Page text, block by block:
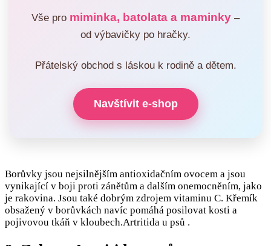
Vše pro miminka, batolata a maminky –
od výbavičky po hračky.
Přátelský obchod s láskou k rodině a dětem.
Navštívit e-shop
Borůvky jsou nejsilnějším antioxidačním ovocem a jsou
vynikající v boji proti zánětům a dalším onemocněním, jako
je rakovina. Jsou také dobrým zdrojem vitaminu C. Křemík
obsažený v borůvkách navíc pomáhá posilovat kosti a
pojivovou tkáň v kloubech.Artritida u psů .